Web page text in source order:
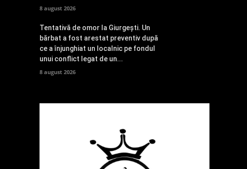
8 august 2026
Tentativă de omor la Giurgești. Un
bărbat a fost arestat preventiv după
ce a înjunghiat un localnic pe fondul
unui conflict legat de un...
8 august 2026